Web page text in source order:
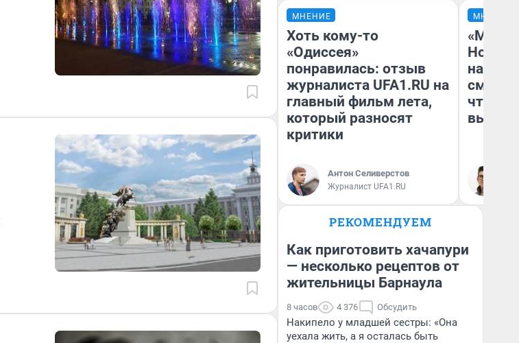
МНЕНИЕ
Хоть кому-то
«Одиссея»
понравилась: отзыв
журналиста UFA1.RU на
главный фильм лета,
который разносят
критики
Антон Селиверстов
Журналист UFA1.RU
МНЕНИЕ
«Мы
чтобы
РЕКОМЕНДУЕМ
Как приготовить хачапури
— несколько рецептов от
жительницы Барнаула
8 часов 4 376 Обсудить
Накипело у младшей сестры: «Она
уехала жить, а я осталась быть